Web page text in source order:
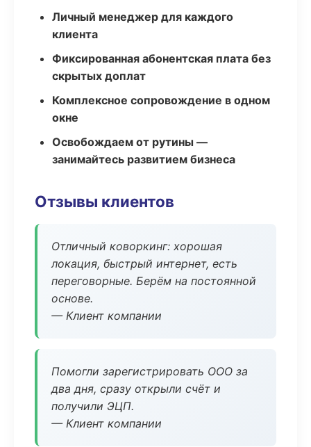
Личный менеджер для каждого
клиента
Фиксированная абонентская плата без
скрытых доплат
Комплексное сопровождение в одном
окне
Освобождаем от рутины —
занимайтесь развитием бизнеса
Отзывы клиентов
Отличный коворкинг: хорошая
локация, быстрый интернет, есть
переговорные. Берём на постоянной
основе.
— Клиент компании
Помогли зарегистрировать ООО за
два дня, сразу открыли счёт и
получили ЭЦП.
— Клиент компании